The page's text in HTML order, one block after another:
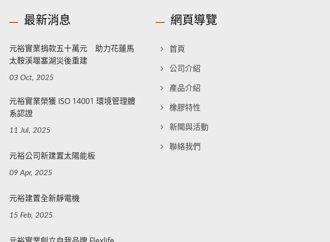
最新消息
元裕實業捐款五十萬元 助力花蓮馬
太鞍溪堰塞湖災後重建
03 Oct, 2025
元裕實業榮獲 ISO 14001 環境管理體
系認證
11 Jul, 2025
元裕公司新建置太陽能板
09 Apr, 2025
元裕建置全新靜電機
15 Feb, 2025
網頁導覽
首頁
公司介紹
產品介紹
橡膠特性
新聞與活動
聯絡我們